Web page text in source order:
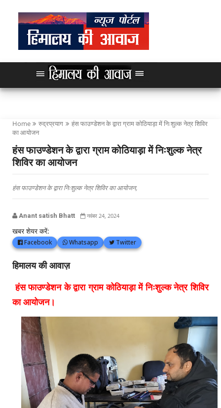
Home रुद्रप्रयाग
हंस फाउण्डेशन के द्वारा ग्राम कोठियाड़ा में निःशुल्क नेत्र शिविर
का आयोजन
हंस फाउण्डेशन के द्वारा ग्राम कोठियाड़ा में निःशुल्क नेत्र
शिविर का आयोजन
हंस फाउण्डेशन के द्वारा निःशुल्क नेत्र शिविर का आयोजन,
Anant satish Bhatt नवंबर 24, 2024
खबर शेयर करें:
Facebook Whatsapp Twitter
हिमालय की आवाज़
हंस फाउण्डेशन के द्वारा ग्राम कोठियाड़ा में निःशुल्क नेत्र शिविर
का आयोजन।